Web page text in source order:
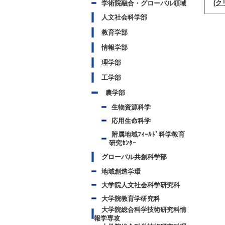
学術院融合・グローバル領域
人文社会科学部
教育学部
情報学部
理学部
工学部
農学部
生物資源科学
応用生命科学
附属地域ﾌｨｰﾙﾄﾞ科学教育
研究ｾﾝﾀｰ
グローバル共創科学部
地域創造学環
大学院人文社会科学研究科
大学院教育学研究科
大学院総合科学技術研究科情
報学専攻
(ク